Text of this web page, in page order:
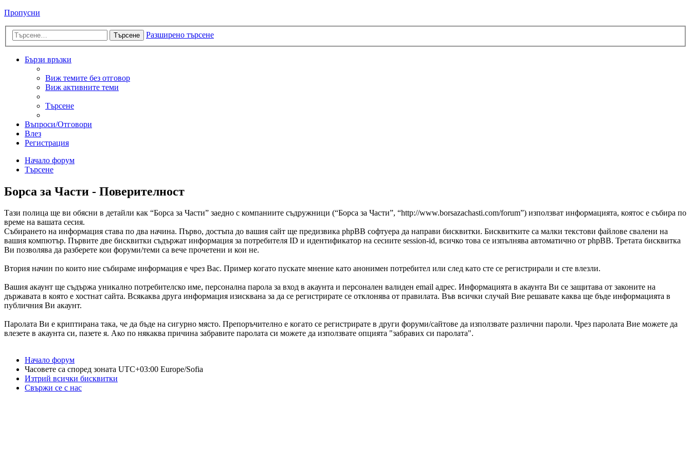
Пропусни
Търсене Разширено търсене
Бързи връзки
Виж темите без отговор
Виж активните теми
Търсене
Въпроси/Отговори
Влез
Регистрация
Начало форум
Търсене
Борса за Части - Поверителност
Тази полица ще ви обясни в детайли как “Борса за Части” заедно с компаниите съдружници (“Борса за Части”, “http://www.borsazachasti.com/forum”) използват информацията, коятос е събира по
време на вашата сесия.
Събирането на информация става по два начина. Първо, достъпа до вашия сайт ще предизвика phpBB софтуера да направи бисквитки. Бисквитките са малки текстови файлове свалени на
вашия компютър. Първите две бисквитки съдържат информация за потребителя ID и идентификатор на сесиите session-id, всичко това се изпълнява автоматично от phpBB. Третата бисквитка
Ви позволява да разберете кои форуми/теми са вече прочетени и кои не.
Втория начин по които ние събираме информация е чрез Вас. Пример когато пускате мнение като анонимен потребител или след като сте се регистрирали и сте влезли.
Вашия акаунт ще съдържа уникално потребителско име, персонална парола за вход в акаунта и персонален валиден email адрес. Информацията в акаунта Ви се защитава от законите на
държавата в която е хостнат сайта. Всякаква друга информация изисквана за да се регистрирате се отклонява от правилата. Във всички случай Вие решавате каква ще бъде информацията в
публичния Ви акаунт.
Паролата Ви е криптирана така, че да бъде на сигурно място. Препоръчително е когато се регистрирате в други форуми/сайтове да използвате различни пароли. Чрез паролата Вие можете да
влезете в акаунта си, пазете я. Ако по някаква причина забравите паролата си можете да използвате опцията "забравих си паролата".
Начало форум
Часовете са според зоната UTC+03:00 Europe/Sofia
Изтрий всички бисквитки
Свържи се с нас